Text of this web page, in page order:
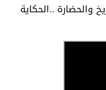
والحضارة ..الحكاية